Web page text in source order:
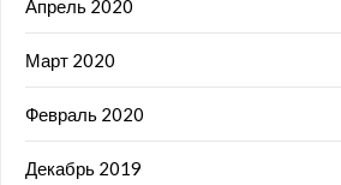
Апрель 2020
Март 2020
Февраль 2020
Декабрь 2019